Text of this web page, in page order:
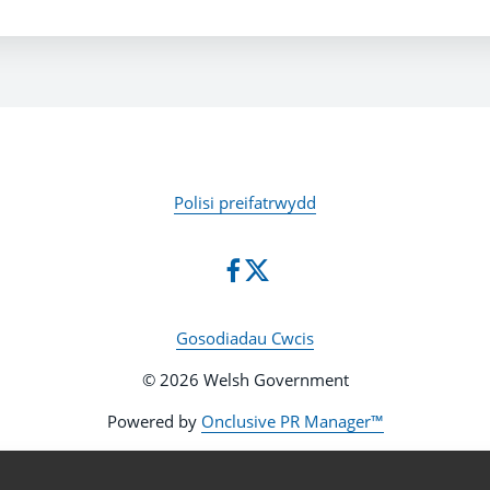
Polisi preifatrwydd
Gosodiadau Cwcis
© 2026 Welsh Government
Powered by Onclusive PR Manager™